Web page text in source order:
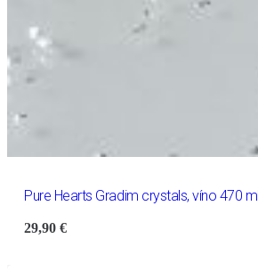
Pure Hearts Gradim crystals, víno 470 ml
29,90€